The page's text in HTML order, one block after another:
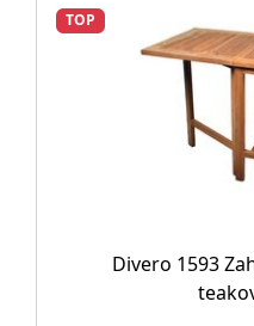
TOP
Divero 1593